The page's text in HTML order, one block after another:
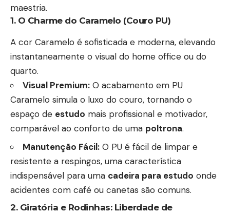
maestria.
1. O Charme do Caramelo (Couro PU)
A cor Caramelo é sofisticada e moderna, elevando
instantaneamente o visual do home office ou do
quarto.
Visual Premium: O acabamento em PU
Caramelo simula o luxo do couro, tornando o
espaço de estudo mais profissional e motivador,
comparável ao conforto de uma poltrona.
Manutenção Fácil: O PU é fácil de limpar e
resistente a respingos, uma característica
indispensável para uma cadeira para estudo onde
acidentes com café ou canetas são comuns.
2. Giratória e Rodinhas: Liberdade de